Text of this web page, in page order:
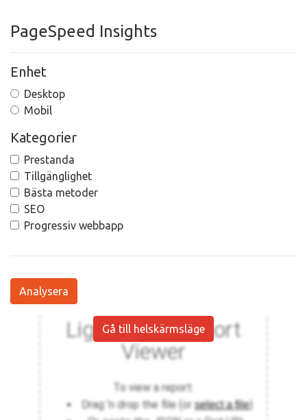
PageSpeed Insights
Enhet
Desktop
Mobil
Kategorier
Prestanda
Tillgänglighet
Bästa metoder
SEO
Progressiv webbapp
Analysera
Gå till helskärmsläge